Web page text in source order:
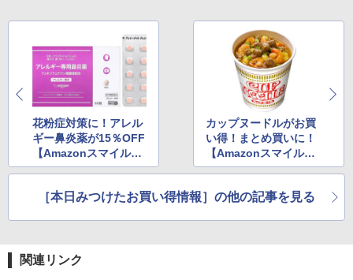
花粉症対策に！アレル
ギー鼻炎薬が15％OFF
【AmazonスマイルSA
LE】
カップヌードルがお買
い得！まとめ買いに！
【AmazonスマイルSA
LE】
［本日みつけたお買い得情報］の他の記事を見る
関連リンク